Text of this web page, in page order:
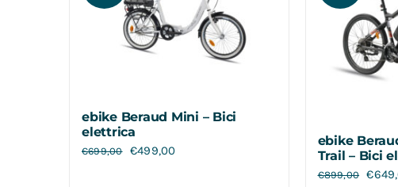
ebike Beraud Mini – Bici
elettrica
€699,00 €499,00
ebike
Trail – Bici
€899,00 €